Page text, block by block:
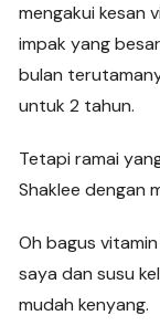
mengakui kesan
impak yang
bulan
untuk 2 tahun.
Tetapi ramai
Shaklee dengan
Oh bagus
saya dan susu
mudah kenyang.